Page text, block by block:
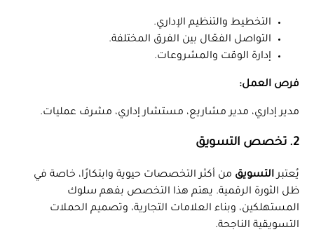
التخطيط والتنظيم الإداري.
التواصل الفعّال بين الفرق المختلفة.
إدارة الوقت والمشروعات.
فرص العمل:
مدير إداري، مدير مشاريع، مستشار إداري، مشرف عمليات.
2. تخصص التسويق
يُعتبرالتسويق من أكثر التخصصات حيوية وابتكارًا، خاصة في
ظل الثورة الرقمية. يهتم هذا التخصص بفهم سلوك
المستهلكين، وبناء العلامات التجارية، وتصميم الحملات
التسويقية الناجحة.